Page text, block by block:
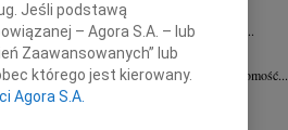
23.07.2026Szczecin
Pani mec. Joannie Martyniuk-Plasze wyrazy...
Edward Ciupak08.07.2026Szczecin
Z wielkim smutkiem i żalem przyjąłem wiadomość...
Stanisław Pietrzak
Jeśli podstawą
– Agora S.A. – lub
Zaawansowanych” lub
którego jest kierowany.
Agora S.A.